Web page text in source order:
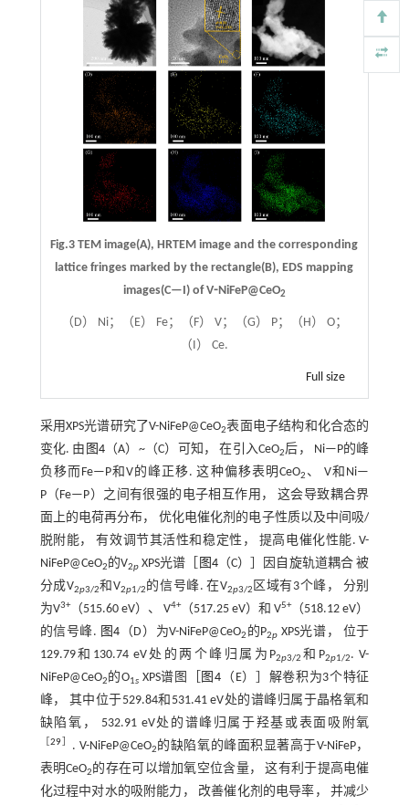
Fig.3 TEM image(A), HRTEM image and the corresponding
lattice fringes marked by the rectangle(B), EDS mapping
images(C—I) of V⁃NiFeP@CeO2
（D） Ni；（E） Fe；（F） V；（G） P；（H） O；
（I） Ce.
Full size
采用XPS光谱研究了V-NiFeP@CeO2表面电子结构和化合态的
变化. 由 图4（A）~（C）可知， 在引入CeO2后， Ni—P的峰
负移而Fe—P和V的峰正移. 这种偏移表明CeO2 、 V和Ni—
P（Fe—P）之间有很强的电子相互作用， 这会导致耦合界
面上的电荷再分布， 优化电催化剂的电子性质以及中间吸/
脱附能， 有效调节其活性和稳定性， 提高电催化性能. V-
NiFeP@CeO2 的V2pXPS光谱［ 图4（C）］因自旋轨道耦合 被
分成V2p3/2和V2p1/2 的信号峰. 在V2p3/2 区域有3个峰， 分别
为V3+（515.60 eV）、 V4+（517.25 eV）和 V5+（518.12 eV）
的信号峰. 图4 （D）为V-NiFeP@CeO2 的P2p XPS光谱， 位于
129.79和130.74 eV处的两个峰归属为P2p3/2 和P2p1/2. V-
NiFeP@CeO2 的O1sXPS谱图［ 图4 （E）］解卷积为3个特征
峰， 其中位于529.84和531.41 eV处的谱峰归属于晶格氧和
缺陷氧， 532.91 eV处的谱峰归属于羟基或表面吸附氧
［29 . V-NiFeP@CeO2 的缺陷氧的峰面积显著高于V-NiFeP，
表明CeO2 的存在可以增加氧空位含量， 这有利于提高电催
化过程中对水的吸附能力， 改善催化剂的电导率， 并减少